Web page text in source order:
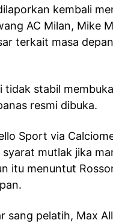
kembali
AC Milan, Mike
terkait masa
tidak stabil
resmi dibuka.
Sport via
mutlak jika
itu menuntut
sang pelatih, Max